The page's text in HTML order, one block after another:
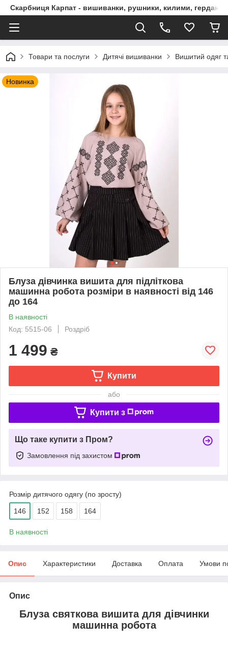
Скарбниця Карпат - вишиванки, рушники, килими, гердани,
Товари та послуги Дитячі вишиванки Вишитий одяг
Новинка
Блуза дівчинка вишита для підліткова
машинна робота розміри в наявності від 146
до 164
В наявності
Код: 5515-06
Роздріб
1 499 ₴
Купити
або
Купити з
Що таке купити з Пром?
Замовлення під захистом
Розмір дитячого одягу (по зросту)
146 152 158 164
В наявності
Опис Характеристики Доставка Оплата Умови
Опис
Блуза святкова вишита для дівчинки
машинна робота